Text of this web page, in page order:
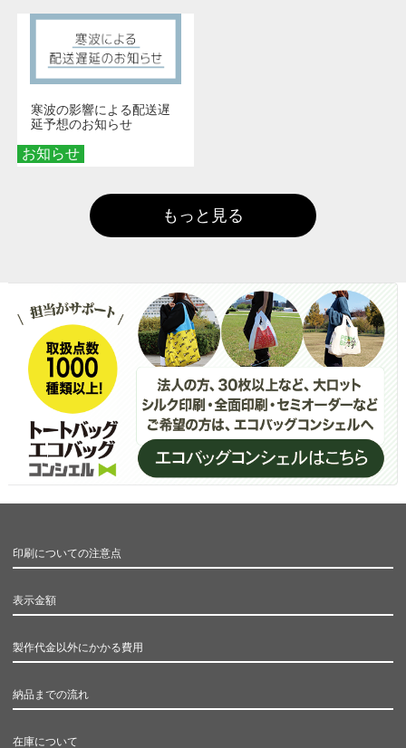
お知らせ
寒波の影響による配送遅
延予想のお知らせ
もっと見る
印刷についての注意点
表示金額
製作代金以外にかかる費用
納品までの流れ
在庫について